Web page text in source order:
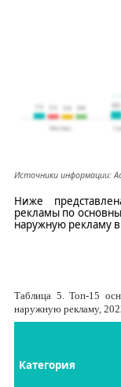
Источники информации:
Ниже
рекламы по
наружную рекламу в
Таблица 5. Топ-15
наружную рекламу,
Категория